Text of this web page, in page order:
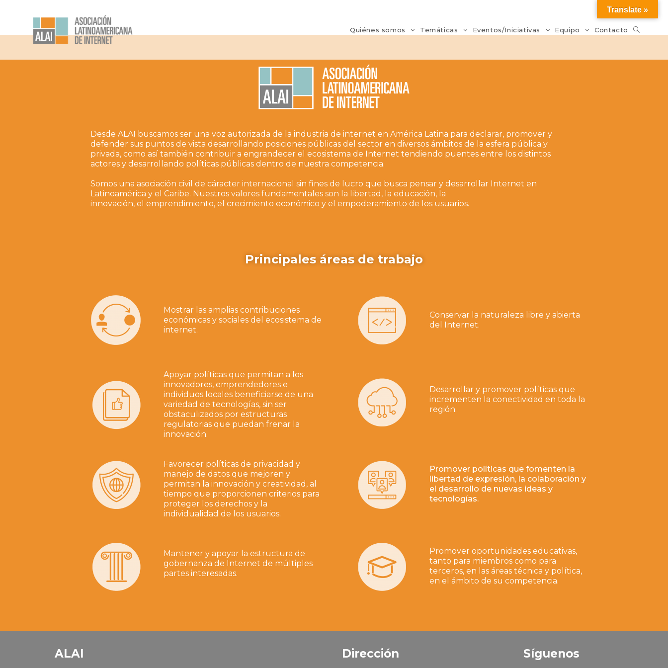
Quiénes somos Temáticas Eventos/Iniciativas Equipo Contacto
Desde ALAI buscamos ser una voz autorizada de la industria de internet en América Latina para declarar, promover y
defender sus puntos de vista desarrollando posiciones públicas del sector en diversos ámbitos de la esfera pública y
privada, como así también contribuir a engrandecer el ecosistema de Internet tendiendo puentes entre los distintos
actores y desarrollando políticas públicas dentro de nuestra competencia.
Somos una asociación civil de cáracter internacional sin fines de lucro que busca pensar y desarrollar Internet en
Latinoamérica y el Caribe. Nuestros valores fundamentales son la libertad, la educación, la
innovación, el emprendimiento, el crecimiento económico y el empoderamiento de los usuarios.
Principales áreas de trabajo
Mostrar las amplias contribuciones
económicas y sociales del ecosistema de
internet.
Apoyar políticas que permitan a los
innovadores, emprendedores e
individuos locales beneficiarse de una
variedad de tecnologías, sin ser
obstaculizados por estructuras
regulatorias que puedan frenar la
innovación.
Favorecer políticas de privacidad y
manejo de datos que mejoren y
permitan la innovación y creatividad, al
tiempo que proporcionen criterios para
proteger los derechos y la
individualidad de los usuarios.
Mantener y apoyar la estructura de
gobernanza de Internet de múltiples
partes interesadas.
Conservar la naturaleza libre y abierta
del Internet.
Desarrollar y promover políticas que
incrementen la conectividad en toda la
región.
Promover políticas que fomenten la
libertad de expresión, la colaboración y
el desarrollo de nuevas ideas y
tecnologías.
Promover oportunidades educativas,
tanto para miembros como para
terceros, en las áreas técnica y política,
en el ámbito de su competencia.
ALAI Dirección Síguenos
Translate »